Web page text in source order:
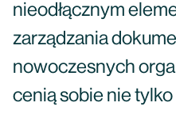
nieodłącznym
zarządzania
nowoczesnych
cenią sobie nie